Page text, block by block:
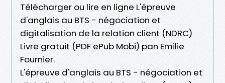
Télécharger ou lire en ligne L'épreuve
d'anglais au BTS - négociation et
digitalisation de la relation client (NDRC)
Livre gratuit (PDF ePub Mobi) pan Emilie
Fournier.
L'épreuve d'anglais au BTS - négociation et